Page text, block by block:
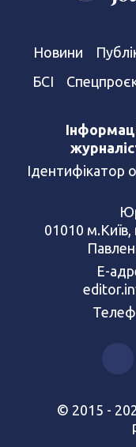
Новини
БСІ
Ідентифікатор
01010
Е-
© 2015 -